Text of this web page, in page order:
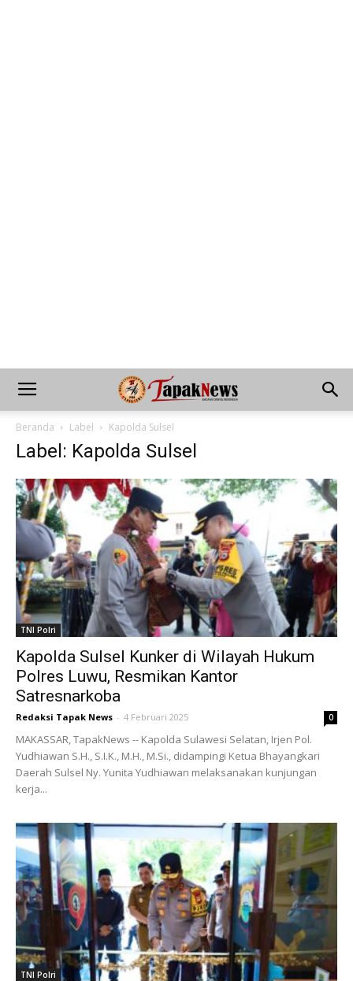
Beranda Label Kapolda Sulsel
Label: Kapolda Sulsel
TNI Polri
Kapolda Sulsel Kunker di Wilayah Hukum
Polres Luwu, Resmikan Kantor
Satresnarkoba
Redaksi Tapak News - 4 Februari 2025 0
MAKASSAR, TapakNews -- Kapolda Sulawesi Selatan, Irjen Pol.
Yudhiawan S.H., S.I.K., M.H., M.Si., didampingi Ketua Bhayangkari
Daerah Sulsel Ny. Yunita Yudhiawan melaksanakan kunjungan
kerja...
TNI Polri